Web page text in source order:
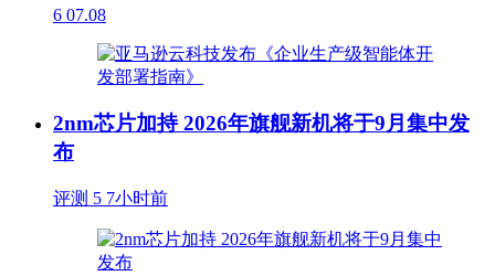
6 07.08
2nm芯片加持 2026年旗舰新机将于9月集中发
布
评测 5 7小时前